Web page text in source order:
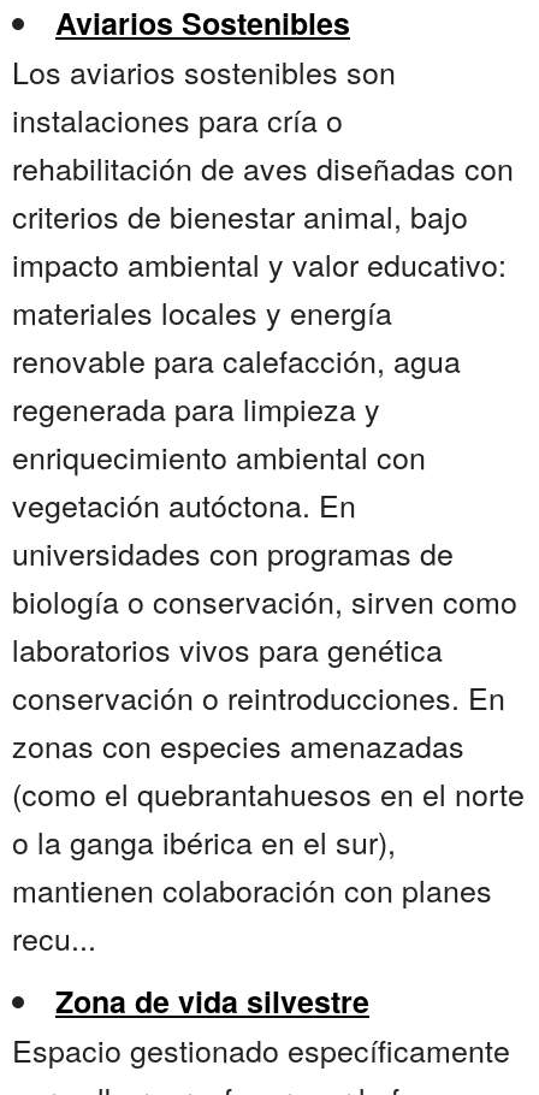
Aviarios Sostenibles
Los aviarios sostenibles son
instalaciones para cría o
rehabilitación de aves diseñadas con
criterios de bienestar animal, bajo
impacto ambiental y valor educativo:
materiales locales y energía
renovable para calefacción, agua
regenerada para limpieza y
enriquecimiento ambiental con
vegetación autóctona. En
universidades con programas de
biología o conservación, sirven como
laboratorios vivos para genética
conservación o reintroducciones. En
zonas con especies amenazadas
(como el quebrantahuesos en el norte
o la ganga ibérica en el sur),
mantienen colaboración con planes
recu...
Zona de vida silvestre
Espacio gestionado específicamente